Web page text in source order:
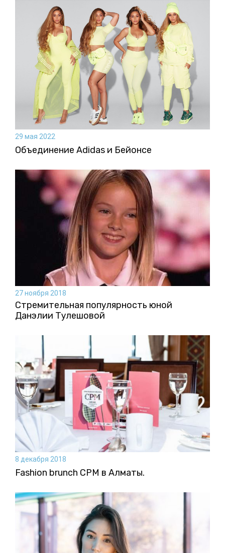
29 мая 2022
Объединение Adidas и Бейонсе
27 ноября 2018
Стремительная популярность юной
Данэлии Тулешовой
8 декабря 2018
Fashion brunch CPM в Алматы.